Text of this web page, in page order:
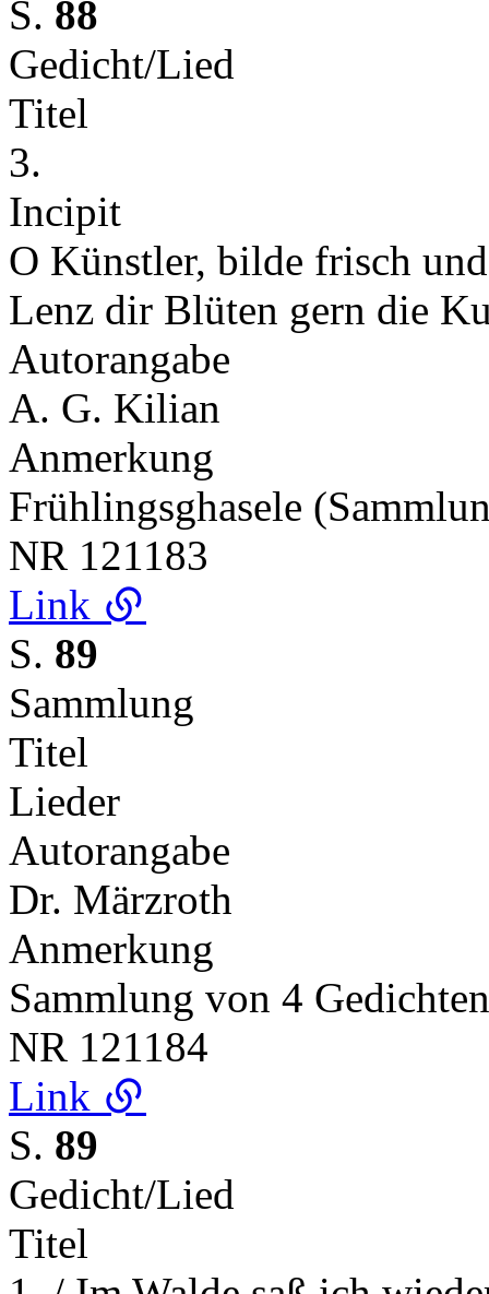
S. 88
Gedicht/Lied
Titel
3.
Incipit
O Künstler, bilde frisch
Lenz dir Blüten gern die
Autorangabe
A. G. Kilian
Anmerkung
Frühlingsghasele
NR 121183
Link
S. 89
Sammlung
Titel
Lieder
Autorangabe
Dr. Märzroth
Anmerkung
Sammlung von 4
NR 121184
Link
S. 89
Gedicht/Lied
Titel